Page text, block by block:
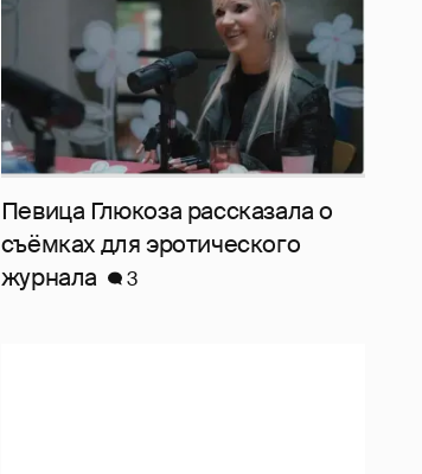
Певица Глюкоза рассказала о
съёмках для эротического
журнала
3